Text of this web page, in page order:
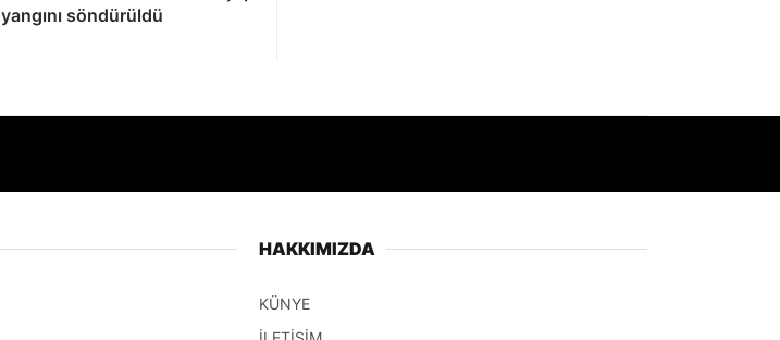
yangını söndürüldü
HAKKIMIZDA
KÜNYE